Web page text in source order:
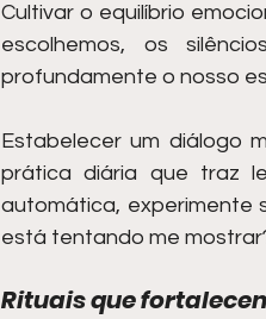
Cultivar o equilíbrio
escolhemos, os
profundamente o nosso
Estabelecer um diálogo
prática diária que traz
automática, experimente
está tentando me
Rituais que